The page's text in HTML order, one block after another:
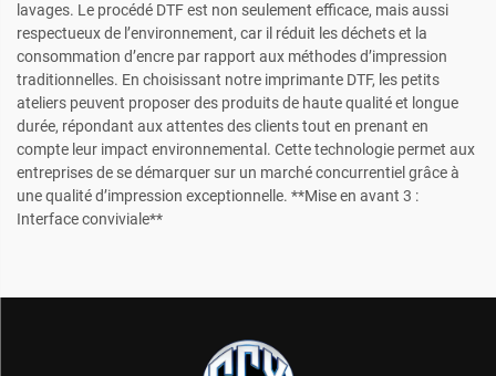
lavages. Le procédé DTF est non seulement efficace, mais aussi
respectueux de l’environnement, car il réduit les déchets et la
consommation d’encre par rapport aux méthodes d’impression
traditionnelles. En choisissant notre imprimante DTF, les petits
ateliers peuvent proposer des produits de haute qualité et longue
durée, répondant aux attentes des clients tout en prenant en
compte leur impact environnemental. Cette technologie permet aux
entreprises de se démarquer sur un marché concurrentiel grâce à
une qualité d’impression exceptionnelle. **Mise en avant 3 :
Interface conviviale**